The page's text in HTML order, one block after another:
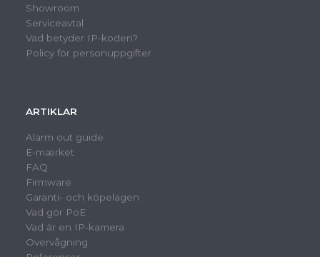
Showroom
Serviceavtal
Vad betyder IP-koden?
Policy för personuppgifter
ARTIKLAR
Alarm out guide
E-mærket
FAQ
Firmware
Garanti- och köpelagen
Vad gör PoE
Vad är en IP-kamera
Overvågning